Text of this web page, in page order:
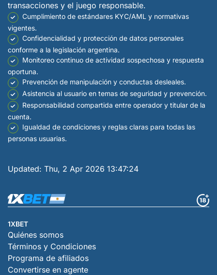
transacciones y el juego responsable.
Cumplimiento de estándares KYC/AML y normativas
vigentes.
Confidencialidad y protección de datos personales
conforme a la legislación argentina.
Monitoreo continuo de actividad sospechosa y respuesta
oportuna.
Prevención de manipulación y conductas desleales.
Asistencia al usuario en temas de seguridad y prevención.
Responsabilidad compartida entre operador y titular de la
cuenta.
Igualdad de condiciones y reglas claras para todas las
personas usuarias.
Updated: Thu, 2 Apr 2026 13:47:24
1XBET
Quiénes somos
Términos y Condiciones
Programa de afiliados
Convertirse en agente